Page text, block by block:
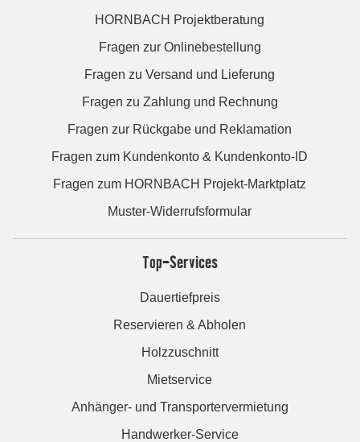
HORNBACH Projektberatung
Fragen zur Onlinebestellung
Fragen zu Versand und Lieferung
Fragen zu Zahlung und Rechnung
Fragen zur Rückgabe und Reklamation
Fragen zum Kundenkonto & Kundenkonto-ID
Fragen zum HORNBACH Projekt-Marktplatz
Muster-Widerrufsformular
Top-Services
Dauertiefpreis
Reservieren & Abholen
Holzzuschnitt
Mietservice
Anhänger- und Transportervermietung
Handwerker-Service